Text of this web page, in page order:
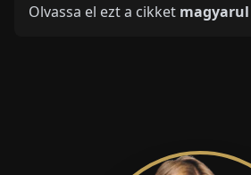
Olvassa el ezt a cikket magyarul